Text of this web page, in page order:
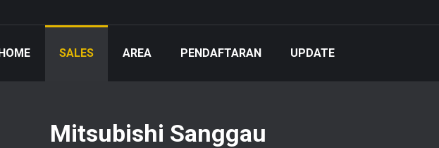
SALES AREA PENDAFTARAN UPDATE
Mitsubishi Sanggau